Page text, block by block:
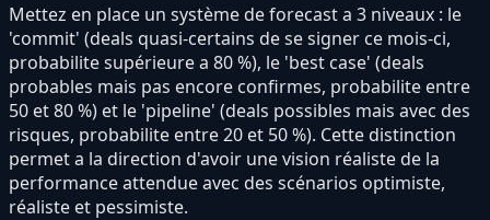
Mettez en place un système de forecast a 3 niveaux : le
'commit' (deals quasi-certains de se signer ce mois-ci,
probabilite supérieure a 80 %), le 'best case' (deals
probables mais pas encore confirmes, probabilite entre
50 et 80 %) et le 'pipeline' (deals possibles mais avec des
risques, probabilite entre 20 et 50 %). Cette distinction
permet a la direction d'avoir une vision réaliste de la
performance attendue avec des scénarios optimiste,
réaliste et pessimiste.